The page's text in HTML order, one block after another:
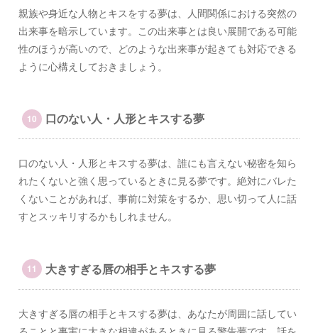
親族や身近な人物とキスをする夢は、人間関係における突然の
出来事を暗示しています。この出来事とは良い展開である可能
性のほうが高いので、どのような出来事が起きても対応できる
ように心構えしておきましょう。
口のない人・人形とキスする夢
口のない人・人形とキスする夢は、誰にも言えない秘密を知ら
れたくないと強く思っているときに見る夢です。絶対にバレた
くないことがあれば、事前に対策をするか、思い切って人に話
すとスッキリするかもしれません。
大きすぎる唇の相手とキスする夢
大きすぎる唇の相手とキスする夢は、あなたが周囲に話してい